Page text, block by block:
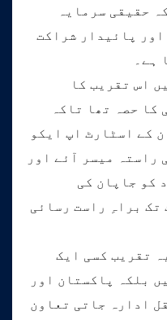
حقیقی سرمایہ
پائیدار شراکت
ہے۔
اس تقریب کا
کا حصہ تھا تاکہ
کے اسٹارٹ اپ ایکو
راستہ میسر آئے اور
کو جاپان کی
تک براہِ راست رسائی
تقریب کسی ایک
بلکہ پاکستان اور
ادارہ جاتی تعاون